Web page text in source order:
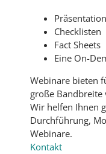
Checklisten
Fact Sheets
Eine On-
Webinare bieten
große Bandbreite
Wir helfen Ihnen
Durchführung,
Webinare.
Kontakt